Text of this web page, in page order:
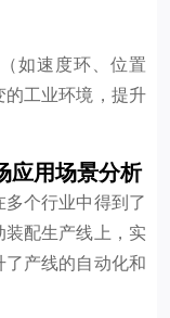
如速度环、位置
工业环境，提升
应用场景分析
个行业中得到了
配生产线上，实
产线的自动化和